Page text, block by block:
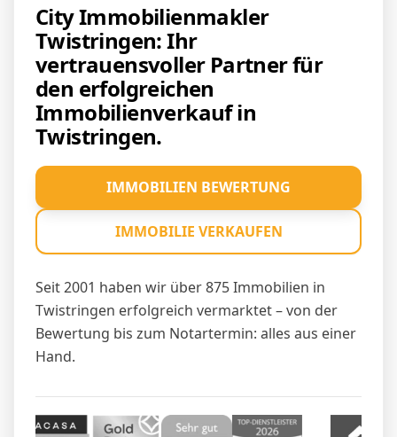
City Immobilienmakler
Twistringen: Ihr
vertrauensvoller Partner für
den erfolgreichen
Immobilienverkauf in
Twistringen.
Seit 2001 haben wir über 875 Immobilien in
Twistringen erfolgreich vermarktet – von der
Bewertung bis zum Notartermin: alles aus einer
Hand.
IMMOBILIEN BEWERTUNG
IMMOBILIE VERKAUFEN